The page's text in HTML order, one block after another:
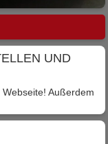
UND
Außerdem